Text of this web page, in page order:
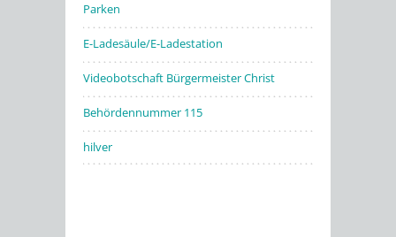
Parken
E-Ladesäule/E-Ladestation
Videobotschaft Bürgermeister Christ
Behördennummer 115
hilver